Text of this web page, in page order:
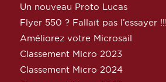
Un nouveau Proto Lucas
Flyer 550 ? Fallait pas l’essayer !!!
Améliorez votre Microsail
Classement Micro 2023
Classement Micro 2024